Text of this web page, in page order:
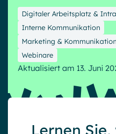
Effizientes
EnglishFrançaisDeutsch
Digitaler Arbeitsplatz &
Interne Kommunikation
Marketing & Kommunikation
Webinare
Aktualisiert am 13. Juni
Lernen